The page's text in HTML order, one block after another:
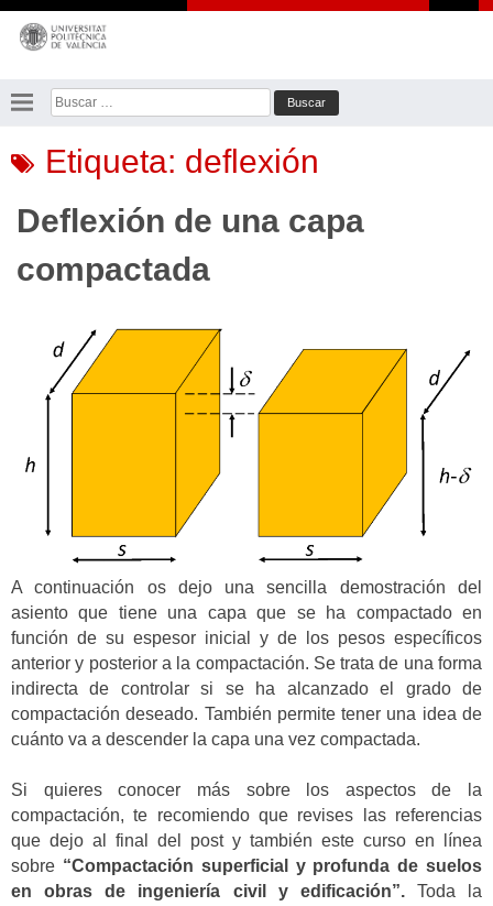
Saltar
contenido
Buscar:
Etiqueta: deflexión
Deflexión de una capa
compactada
A continuación os dejo una sencilla demostración del
asiento que tiene una capa que se ha compactado en
función de su espesor inicial y de los pesos específicos
anterior y posterior a la compactación. Se trata de una forma
indirecta de controlar si se ha alcanzado el grado de
compactación deseado. También permite tener una idea de
cuánto va a descender la capa una vez compactada.
Si quieres conocer más sobre los aspectos de la
compactación, te recomiendo que revises las referencias
que dejo al final del post y también este curso en línea
sobre “Compactación superficial y profunda de suelos
en obras de ingeniería civil y edificación”. Toda la